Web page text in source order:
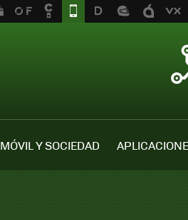
MÓVIL Y SOCIEDAD